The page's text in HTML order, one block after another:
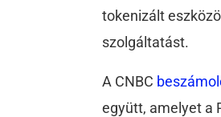
tokenizált
szolgáltatást.
A CNBC
együtt, amelyet a